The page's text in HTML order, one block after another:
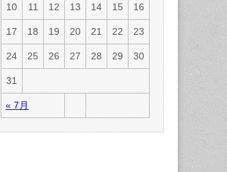
« 7月
10 11 12 13 14 15 16
17 18 19 20 21 22 23
24 25 26 27 28 29 30
31